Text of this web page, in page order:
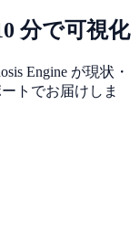
分で可視化
Engine が現状・
トでお届けしま